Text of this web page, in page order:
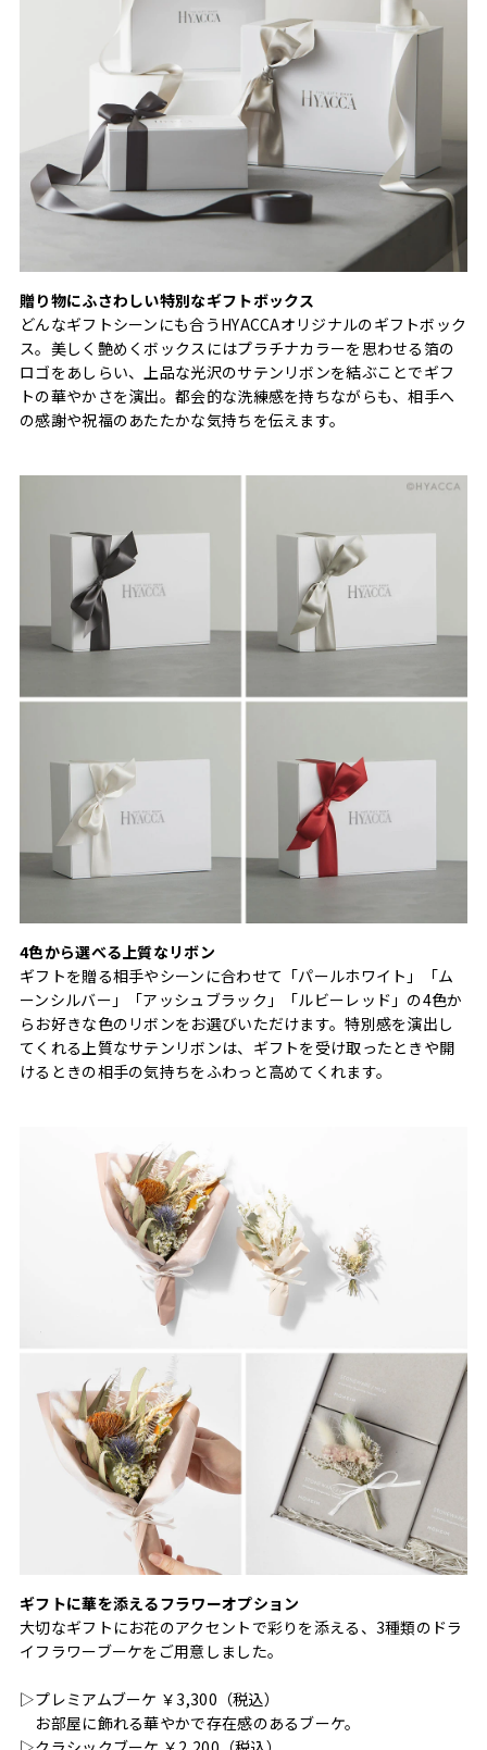
贈り物にふさわしい特別なギフトボックス
どんなギフトシーンにも合うHYACCAオリジナルのギフトボック
ス。美しく艶めくボックスにはプラチナカラーを思わせる箔の
ロゴをあしらい、上品な光沢のサテンリボンを結ぶことでギフ
トの華やかさを演出。都会的な洗練感を持ちながらも、相手へ
の感謝や祝福のあたたかな気持ちを伝えます。
4色から選べる上質なリボン
ギフトを贈る相手やシーンに合わせて「パールホワイト」「ム
ーンシルバー」「アッシュブラック」「ルビーレッド」の4色か
らお好きな色のリボンをお選びいただけます。特別感を演出し
てくれる上質なサテンリボンは、ギフトを受け取ったときや開
けるときの相手の気持ちをふわっと高めてくれます。
ギフトに華を添えるフラワーオプション
大切なギフトにお花のアクセントで彩りを添える、3種類のドラ
イフラワーブーケをご用意しました。
▷プレミアムブーケ ￥3,300（税込）
お部屋に飾れる華やかで存在感のあるブーケ。